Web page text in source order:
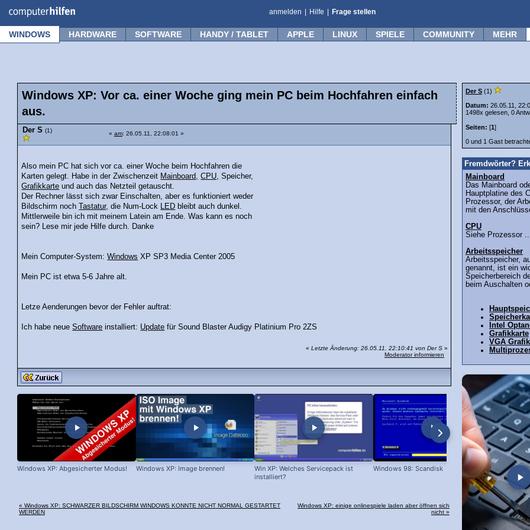
anmelden Hilfe Frage stellen
WINDOWS HARDWARE SOFTWARE HANDY / TABLET APPLE LINUX SPIELE COMMUNITY MEHR
Windows XP: Vor ca. einer Woche ging mein PC beim Hochfahren einfach
aus.
Der S (1) « am: 26.05.11, 22:08:01 »
Also mein PC hat sich vor ca. einer Woche beim Hochfahren die
Karten gelegt. Habe in der Zwischenzeit Mainboard, CPU, Speicher,
Grafikkarte und auch das Netzteil getauscht.
Der Rechner lässt sich zwar Einschalten, aber es funktioniert weder
Bildschirm nochTastatur, die Num-Lock LED bleibt auch dunkel.
Mittlerweile bin ich mit meinem Latein am Ende. Was kann es noch
sein? Lese mir jede Hilfe durch. Danke
Mein Computer-System:Windows XP SP3 Media Center 2005
Mein PC ist etwa 5-6 Jahre alt.
Letze Aenderungen bevor der Fehler auftrat:
Ich habe neueSoftware installiert: Update für Sound Blaster Audigy Platinium Pro 2ZS
« Letzte Änderung: 26.05.11, 22:10:41 von Der S »
Moderator informieren
Windows XP: Abgesicherter Modus! Windows XP: Image brennen!
Win XP: Welches Servicepack ist
installiert?
Windows 98: Scandisk Windows
« Windows XP: SCHWARZER BILDSCHIRM WINDOWS KONNTE NICHT NORMAL GESTARTET
WERDEN
Windows XP: einige onlinespiele laden aber öffnen sich
nicht »
Der S (1)
Datum: 26.05.11,
1498x gelesen, 0
Seiten: [1]
0 und 1 Gast
Fremdwörter?
Mainboard
Das Mainboard
Hauptplatine des
Prozessor, der
mit den
CPU
Siehe Prozessor
Arbeitsspeicher
Arbeitsspeicher,
genannt, ist ein
Speicherbereich
beim Auschalten
Intel
Grafikkarte
VGA